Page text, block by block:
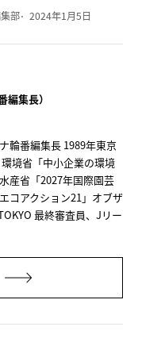
部 2024年1月5日
編集長）
輪番編集長 1989年東京
境省「中小企業の環境
産省「2027年国際園芸
コアクション21」オブザ
最終審査員、Jリー